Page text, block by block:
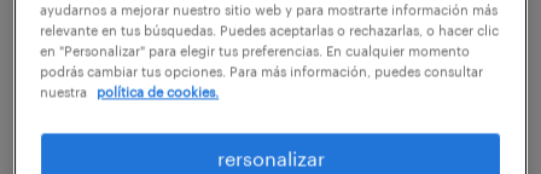
ayudarnos a mejorar nuestro sitio web y para mostrarte información más
relevante en tus búsquedas. Puedes aceptarlas o rechazarlas, o hacer clic
en "Personalizar" para elegir tus preferencias. En cualquier momento
podrás cambiar tus opciones. Para más información, puedes consultar
nuestra
política de cookies.
rersonalizar